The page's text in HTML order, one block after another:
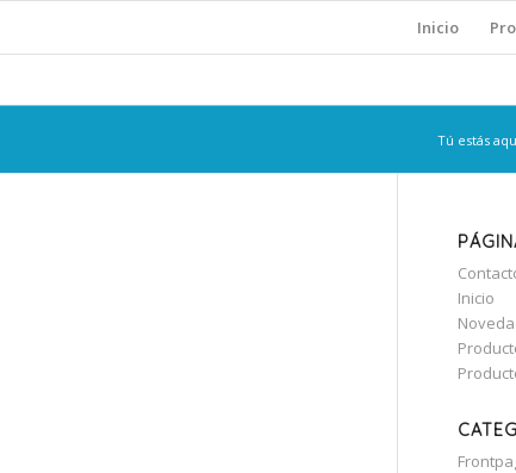
Inicio
Tú estás
Inicio